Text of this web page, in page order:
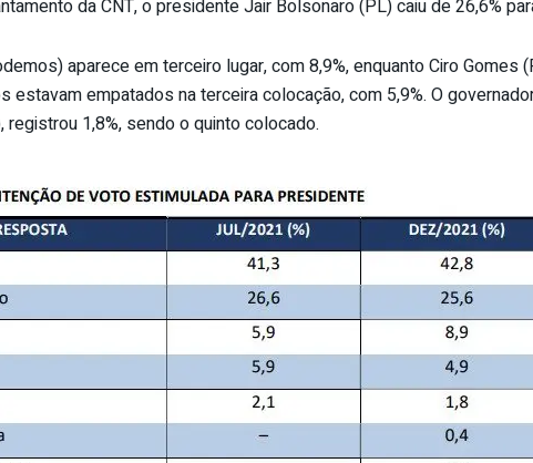
da CNT, o presidente Jair Bolsonaro (PL) caiu de 26,6%
aparece em terceiro lugar, com 8,9%, enquanto Ciro Gomes
estavam empatados na terceira colocação, com 5,9%. O
registrou 1,8%, sendo o quinto colocado.